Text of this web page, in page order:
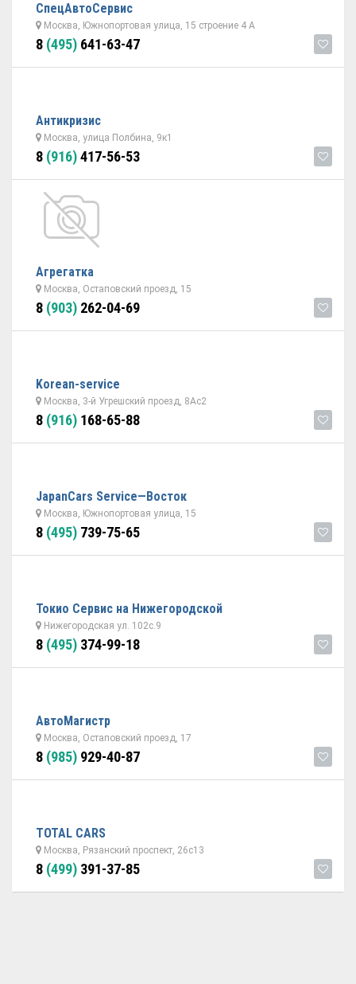
СпецАвтоСервис
Москва, Южнопортовая улица, 15 строение 4 А
8 (495) 641-63-47
Антикризис
Москва, улица Полбина, 9к1
8 (916)417-56-53
Агрегатка
Москва, Остаповский проезд, 15
8 (903) 262-04-69
Korean-service
Москва, 3-й Угрешский проезд, 8Ас2
8 (916) 168-65-88
JapanСars Service—Восток
Москва, Южнопортовая улица, 15
8 (495) 739-75-65
Токио Сервис на Нижегородской
Нижегородская ул. 102с.9
8 (495) 374-99-18
АвтоМагистр
Москва, Остаповский проезд, 17
8 (985) 929-40-87
TOTAL CARS
Москва, Рязанский проспект, 26с13
8 (499) 391-37-85